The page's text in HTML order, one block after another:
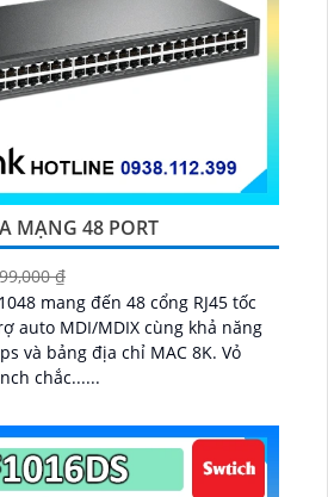
MẠNG 48 PORT
₫
mang đến 48 cổng RJ45 tốc
auto MDI/MDIX cùng khả năng
và bảng địa chỉ MAC 8K. Vỏ
chắc......